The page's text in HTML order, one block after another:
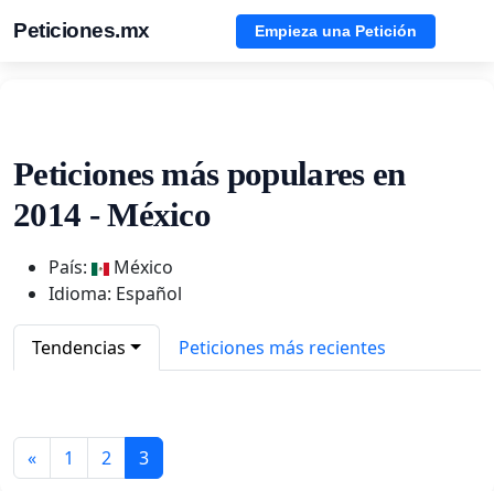
Peticiones.mx Empieza una Petición
Peticiones más populares en
2014 - México
País:
México
Idioma: Español
Tendencias Peticiones más recientes
« 1 2 3